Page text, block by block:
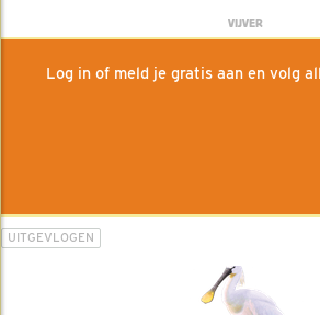
VIJVER
Log in of meld je gratis aan en volg
UITGEVLOGEN